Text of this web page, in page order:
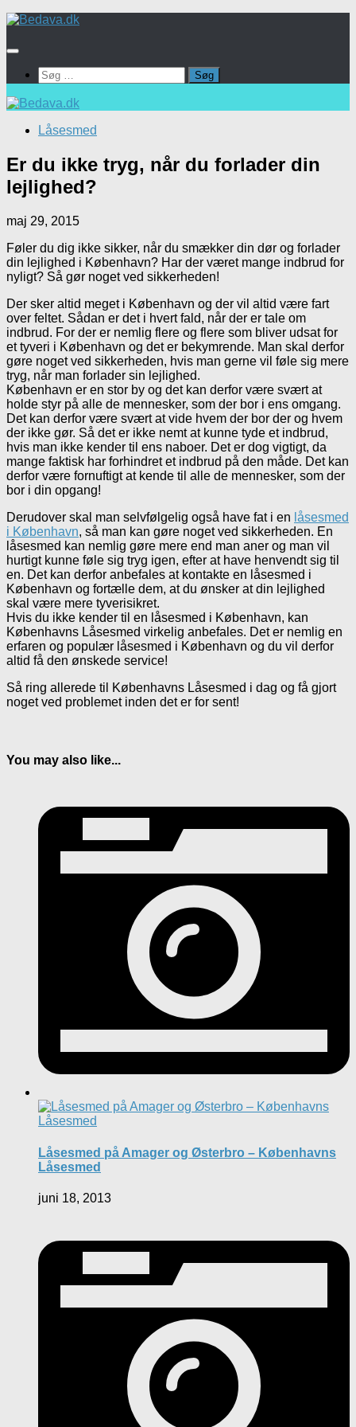
Skip
content
Søg
efter:
Låsesmed
Er du ikke tryg, når du forlader din
lejlighed?
maj 29, 2015
Føler du dig ikke sikker, når du smækker din dør og forlader
din lejlighed i København? Har der været mange indbrud for
nyligt? Så gør noget ved sikkerheden!
Der sker altid meget i København og der vil altid være fart
over feltet. Sådan er det i hvert fald, når der er tale om
indbrud. For der er nemlig flere og flere som bliver udsat for
et tyveri i København og det er bekymrende. Man skal derfor
gøre noget ved sikkerheden, hvis man gerne vil føle sig mere
tryg, når man forlader sin lejlighed.
København er en stor by og det kan derfor være svært at
holde styr på alle de mennesker, som der bor i ens omgang.
Det kan derfor være svært at vide hvem der bor der og hvem
der ikke gør. Så det er ikke nemt at kunne tyde et indbrud,
hvis man ikke kender til ens naboer. Det er dog vigtigt, da
mange faktisk har forhindret et indbrud på den måde. Det kan
derfor være fornuftigt at kende til alle de mennesker, som der
bor i din opgang!
Derudover skal man selvfølgelig også have fat i en låsesmed
i København, så man kan gøre noget ved sikkerheden. En
låsesmed kan nemlig gøre mere end man aner og man vil
hurtigt kunne føle sig tryg igen, efter at have henvendt sig til
en. Det kan derfor anbefales at kontakte en låsesmed i
København og fortælle dem, at du ønsker at din lejlighed
skal være mere tyverisikret.
Hvis du ikke kender til en låsesmed i København, kan
Københavns Låsesmed virkelig anbefales. Det er nemlig en
erfaren og populær låsesmed i København og du vil derfor
altid få den ønskede service!
Så ring allerede til Københavns Låsesmed i dag og få gjort
noget ved problemet inden det er for sent!
You may also like...
Låsesmed på Amager og Østerbro – Københavns
Låsesmed
juni 18, 2013